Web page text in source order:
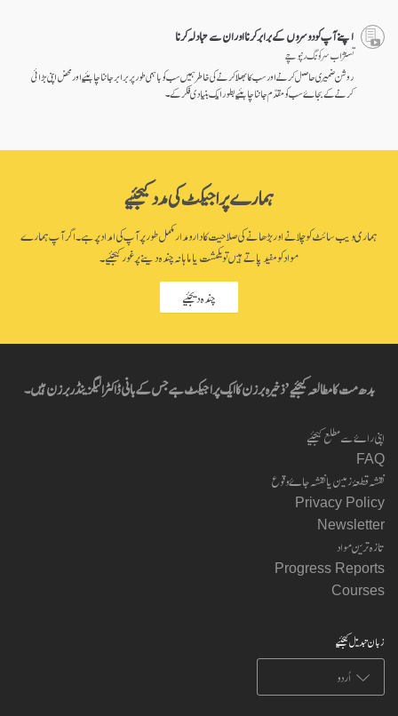
اپنے آپ کو دوسروں کے برابر کرنا اور ان سے تبادلہ کرنا
تسنژاب سرکونگ رنپوچے
روشن ضمیری حاصل کرنے اور سب کا بھلا کرنے کی خاطر ہمیں سب کو باہمی طور پر برابر جاننا چاہئیے اور محض اپنی بڑائی
کرنے کے بجاۓ سب کو مقدّم جاننا چاہئیے بطور ایک بنیادی فکر کے۔
ہمارے پراجیکٹ کی مدد کیجئیے
ہماری ویب سائٹ کو چلانے اور بڑھانے کی صلاحیت کا دارومدار مکمل طور پر آپ کی امداد پر ہے۔ اگر آپ ہمارے
مواد کو مفید پاتے ہیں تو یکمشت یا ماہانہ چندہ دینے پر غور کیجئیے۔
چندہ دیجئیے
بدھ مت کا مطالعہ کیجئیے’ ذخیرہ برزن کا ایک پراجیکٹ ہے جس کے بانی ڈاکٹر الیگزینڈر برزن ہیں۔
اپنی راۓ سے مطلع کیجئیے
FAQ
نقشہ قطعۂ زمین یا نقشہ جاۓ وقوع
Privacy Policy
Newsletter
تازہ ترین مواد
Progress Reports
Courses
زبان تبدیل کیجئیے